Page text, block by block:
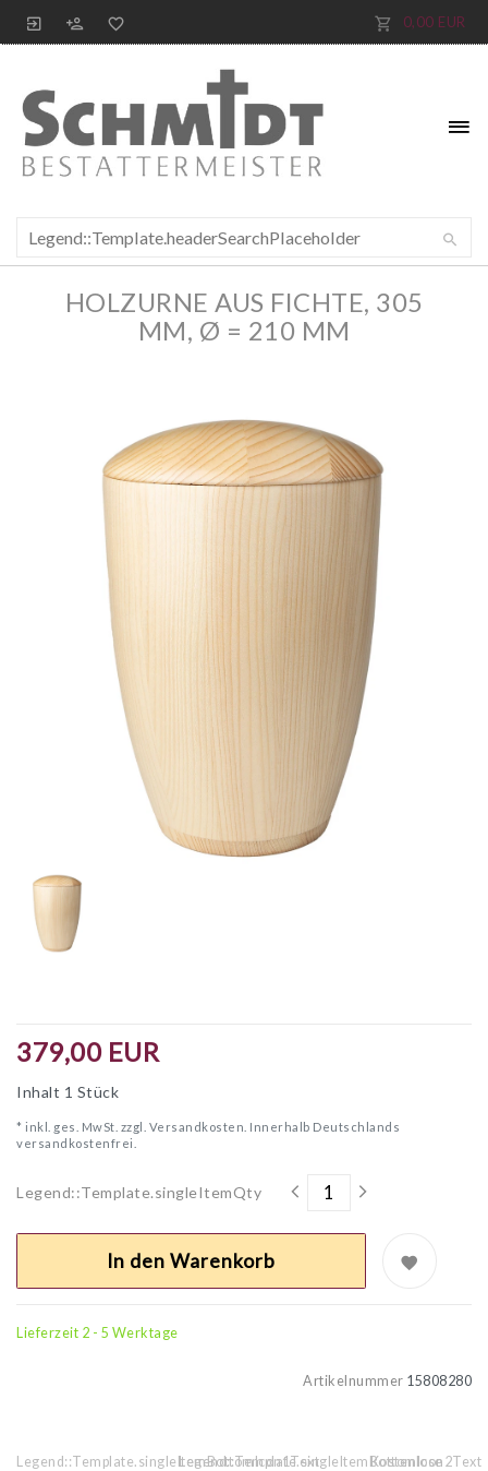
0,00 EUR
HOLZURNE AUS FICHTE, 305
MM, Ø = 210 MM
379,00 EUR
Inhalt 1 Stück
* inkl. ges. MwSt. zzgl. Versandkosten. Innerhalb Deutschlands
versandkostenfrei.
Legend::Template.singleItemQty
In den Warenkorb
Lieferzeit 2 - 5 Werktage
Artikelnummer 15808280
Legend::Template.singleItemBottomIcon1TextLegend::Template.singleItemBottomIcon2Text
Kostenlose